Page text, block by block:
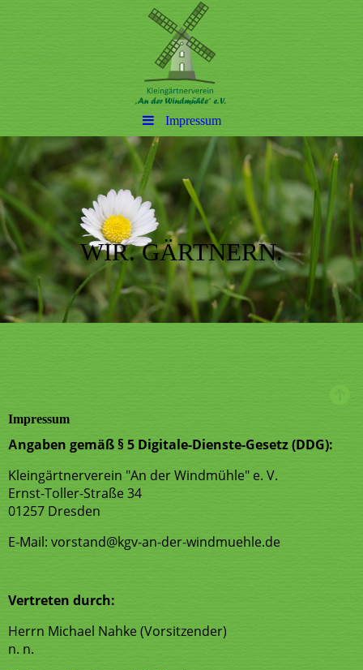
Impressum
WIR. GÄRTNERN.
Impressum
Angaben gemäß § 5 Digitale-Dienste-Gesetz (DDG):
Kleingärtnerverein "An der Windmühle" e. V.
Ernst-Toller-Straße 34
01257 Dresden
E-Mail: vorstand@kgv-an-der-windmuehle.de
Vertreten durch:
Herrn Michael Nahke (Vorsitzender)
n. n.